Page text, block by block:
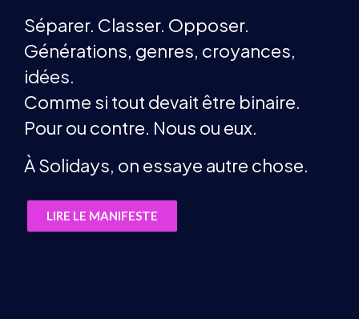
Séparer. Classer. Opposer.
Générations, genres, croyances,
idées.
Comme si tout devait être binaire.
Pour ou contre. Nous ou eux.
À Solidays, on essaye autre chose.
LIRE LE MANIFESTE